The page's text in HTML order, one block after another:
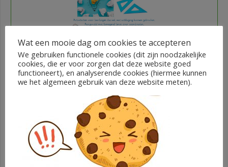
Rekenen door te kraken – deel 1
€7,95
Lisette van Diggelen
In winkelwagen
Wat een mooie dag om cookies te accepteren
We gebruiken functionele cookies (dit zijn noodzakelijke
cookies, die er voor zorgen dat deze website goed
functioneert), en analyserende cookies (hiermee kunnen
we het algemeen gebruik van deze website meten).